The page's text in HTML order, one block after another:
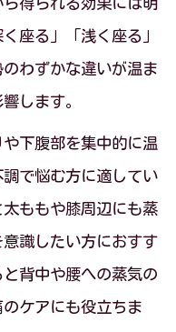
得られる効果には明
座る」「浅く座る」
のわずかな違いが温ま
します。
下腹部を集中的に温
で悩む方に適してい
ももや膝周辺にも蒸
識したい方におすす
背中や腰への蒸気の
ケアにも役立ちま